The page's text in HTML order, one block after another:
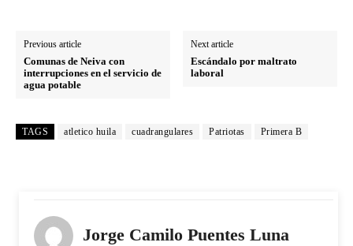
Previous article
Comunas de Neiva con
interrupciones en el servicio de
agua potable
Next article
Escándalo por maltrato
laboral
TAGS atletico huila cuadrangulares Patriotas Primera B
Jorge Camilo Puentes Luna